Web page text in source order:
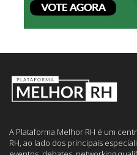
A Plataforma Melhor RH é um
RH, ao lado dos principais